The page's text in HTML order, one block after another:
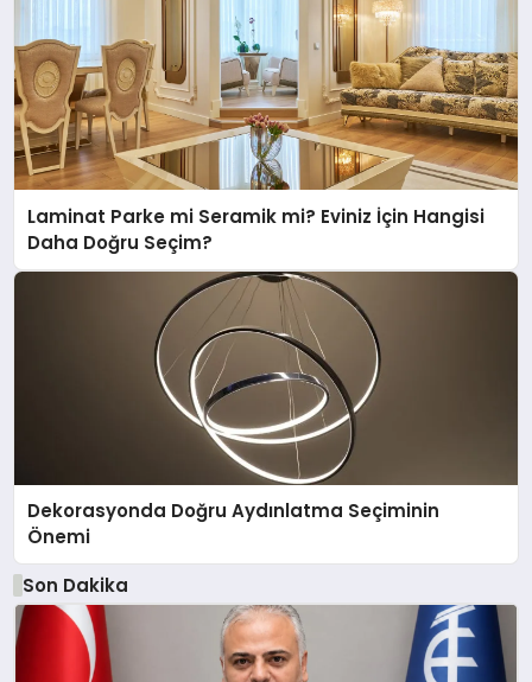
Laminat Parke mi Seramik mi? Eviniz İçin Hangisi
Daha Doğru Seçim?
Dekorasyonda Doğru Aydınlatma Seçiminin
Önemi
Son Dakika